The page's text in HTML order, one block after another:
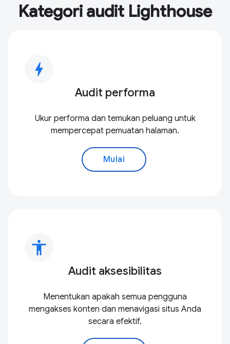
Kategori audit Lighthouse
bolt
Audit performa
Ukur performa dan temukan peluang untuk
mempercepat pemuatan halaman.
Mulai
accessibility
Audit aksesibilitas
Menentukan apakah semua pengguna
mengakses konten dan menavigasi situs Anda
secara efektif.